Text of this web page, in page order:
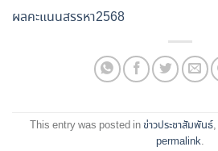
ผลคะแนนสรรหา2568
This entry was posted inข่าวประชาสัมพันธ์,
permalink.